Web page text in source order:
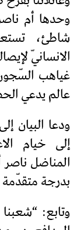
وحدها أم
شاطئ،
الانسانيّ
غياهب
عالم يدعي
ودعا البيان
إلى خيام
المناضل
بدرجة متقدّمة
وتابع: